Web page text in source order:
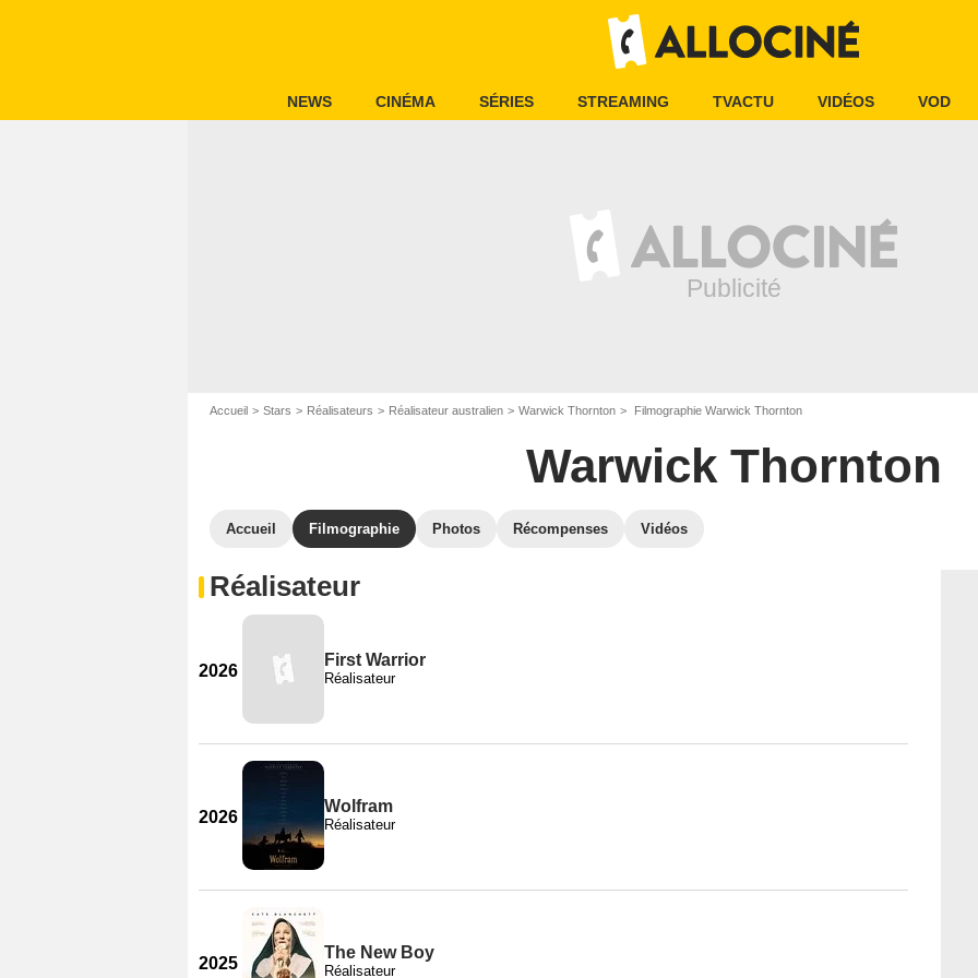
NEWS CINÉMA SÉRIES STREAMING TVACTU VIDÉOS VOD
Accueil Stars Réalisateurs Réalisateur australien Warwick Thornton Filmographie Warwick Thornton
Warwick Thornton
Accueil Filmographie Photos Récompenses Vidéos
Réalisateur
2026
First Warrior
Réalisateur
2026
Wolfram
Réalisateur
2025
The New Boy
Réalisateur